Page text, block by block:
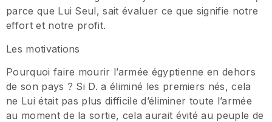
parce que Lui Seul, sait évaluer ce que signifie notre
effort et notre profit.
Les motivations
Pourquoi faire mourir l’armée égyptienne en dehors
de son pays ? Si D. a éliminé les premiers nés, cela
ne Lui était pas plus difficile d’éliminer toute l’armée
au moment de la sortie, cela aurait évité au peuple de